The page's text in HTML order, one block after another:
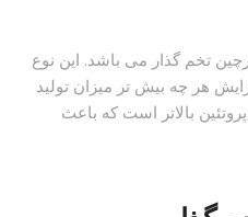
تخم گذار می باشد. این نوع
هر چه بیش تر میزان تولید
بالاتر است که باعث